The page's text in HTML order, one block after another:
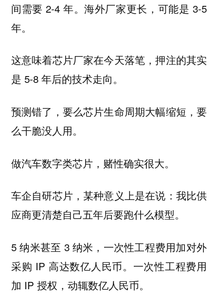
间需要 2-4 年。海外厂家更长，可能是 3-5
年。
这意味着芯片厂家在今天落笔，押注的其实
是 5-8 年后的技术走向。
预测错了，要么芯片生命周期大幅缩短，要
么干脆没人用。
做汽车数字类芯片，赌性确实很大。
车企自研芯片，某种意义上是在说：我比供
应商更清楚自己五年后要跑什么模型。
5 纳米甚至 3 纳米，一次性工程费用加对外
采购 IP 高达数亿人民币。一次性工程费用
加 IP 授权，动辄数亿人民币。